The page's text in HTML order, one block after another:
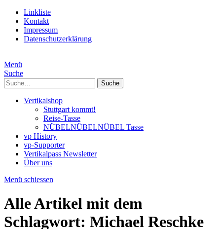
Linkliste
Kontakt
Impressum
Datenschutzerklärung
Menü
Suche
Suche
Vertikalshop
Stuttgart kommt!
Reise-Tasse
NÜBELNÜBELNÜBEL Tasse
vp History
vp-Supporter
Vertikalpass Newsletter
Über uns
Menü schiessen
Alle Artikel mit dem
Schlagwort: Michael Reschke